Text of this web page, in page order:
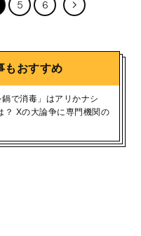
5 6
もおすすめ
鍋で消毒」はアリかナシ
？ Xの大論争に専門機関の